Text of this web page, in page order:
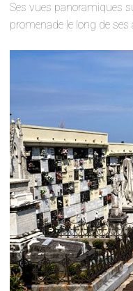
Ses vues panoramiques
promenade le long de ses